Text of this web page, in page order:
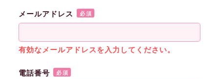
メールアドレス 必須
有効なメールアドレスを入力してください。
電話番号 必須